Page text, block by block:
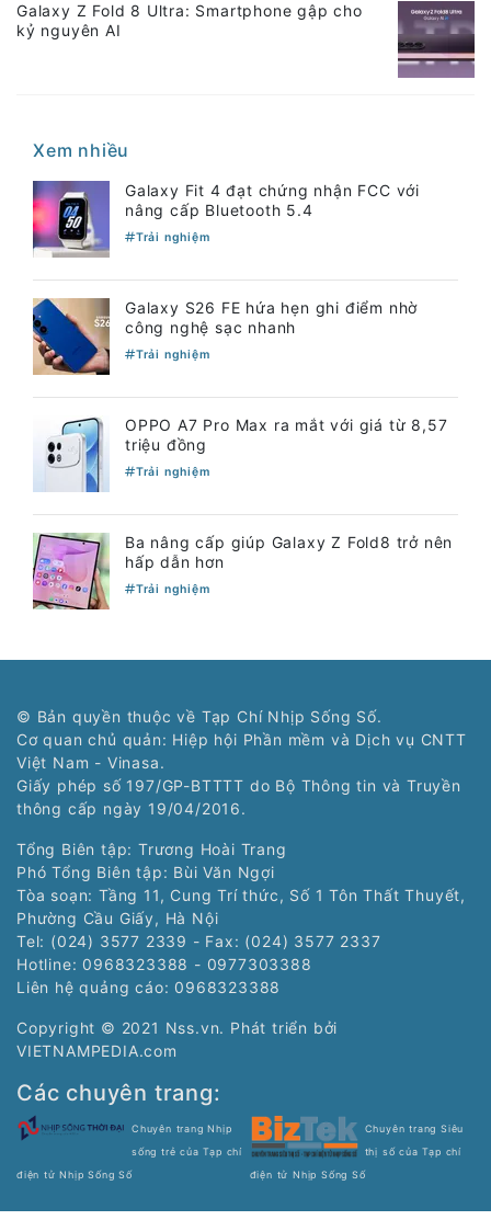
Galaxy Z Fold 8 Ultra: Smartphone gập cho
kỷ nguyên AI
Xem nhiều
Galaxy Fit 4 đạt chứng nhận FCC với
nâng cấp Bluetooth 5.4
Trải nghiệm
Galaxy S26 FE hứa hẹn ghi điểm nhờ
công nghệ sạc nhanh
Trải nghiệm
OPPO A7 Pro Max ra mắt với giá từ 8,57
triệu đồng
Trải nghiệm
Ba nâng cấp giúp Galaxy Z Fold8 trở nên
hấp dẫn hơn
Trải nghiệm
© Bản quyền thuộc về Tạp Chí Nhịp Sống Số.
Cơ quan chủ quản: Hiệp hội Phần mềm và Dịch vụ CNTT
Việt Nam - Vinasa.
Giấy phép số 197/GP-BTTTT do Bộ Thông tin và Truyền
thông cấp ngày 19/04/2016.
Tổng Biên tập: Trương Hoài Trang
Phó Tổng Biên tập: Bùi Văn Ngợi
Tòa soạn: Tầng 11, Cung Trí thức, Số 1 Tôn Thất Thuyết,
Phường Cầu Giấy, Hà Nội
Tel: (024) 3577 2339 - Fax: (024) 3577 2337
Hotline: 0968323388 - 0977303388
Liên hệ quảng cáo: 0968323388
Copyright © 2021 Nss.vn. Phát triển bởi
VIETNAMPEDIA.com
Các chuyên trang:
Chuyên trang Nhịp
sống trẻ của Tạp chí
điện tử Nhịp Sống Số
Chuyên trang Siêu
thị số của Tạp chí
điện tử Nhịp Sống Số